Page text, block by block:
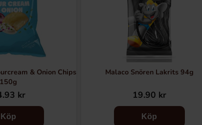
& Onion Chips
150g
kr
Köp
Malaco Snören Lakrits 94g
19.90 kr
Köp